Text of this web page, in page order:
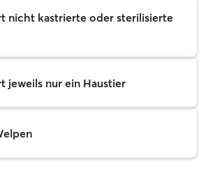
nicht kastrierte oder sterilisierte
jeweils nur ein Haustier